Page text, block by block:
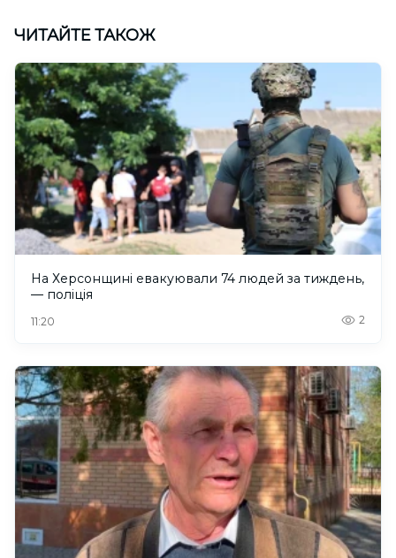
ЧИТАЙТЕ ТАКОЖ
На Херсонщині евакуювали 74 людей за тиждень,
— поліція
11:20 2